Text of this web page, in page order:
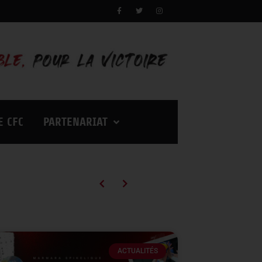
CFC PARTENARIAT
ACTUALITÉS